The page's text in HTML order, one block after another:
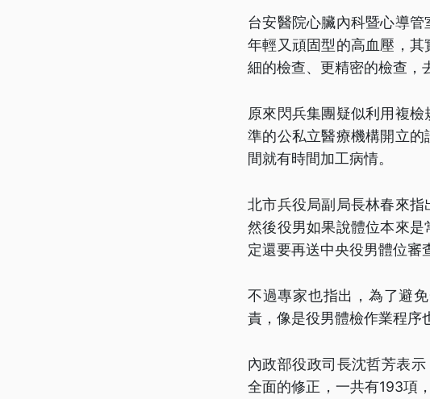
台安醫院心臟內科暨心導
年輕又頑固型的高血壓，
細的檢查、更精密的檢查，
原來閃兵集團疑似利用複
準的公私立醫療機構開立
間就有時間加工病情。
北市兵役局副局長林春來指
然後役男如果說體位本來
定還要再送中央役男體位審
不過專家也指出，為了避
責，像是役男體檢作業程序
內政部役政司長沈哲芳表
全面的修正，一共有193項